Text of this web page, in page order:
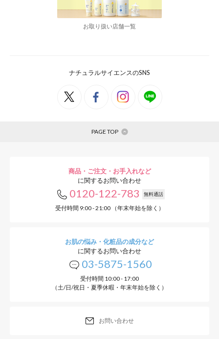
お取り扱い店舗一覧
ナチュラルサイエンスのSNS
PAGE TOP
商品・ご注文・お手入れなど
に関するお問い合わせ
0120-122-783 無料通話
受付時間 9:00 - 21:00 （年末年始を除く）
お肌の悩み・化粧品の成分など
に関するお問い合わせ
03-5875-1560
受付時間 10:00 - 17:00
（土/日/祝日・夏季休暇・年末年始を除く）
お問い合わせ